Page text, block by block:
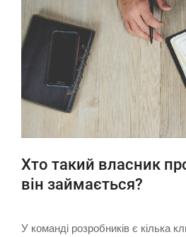
Хто такий власник
він займається?
У команді розробників є кілька